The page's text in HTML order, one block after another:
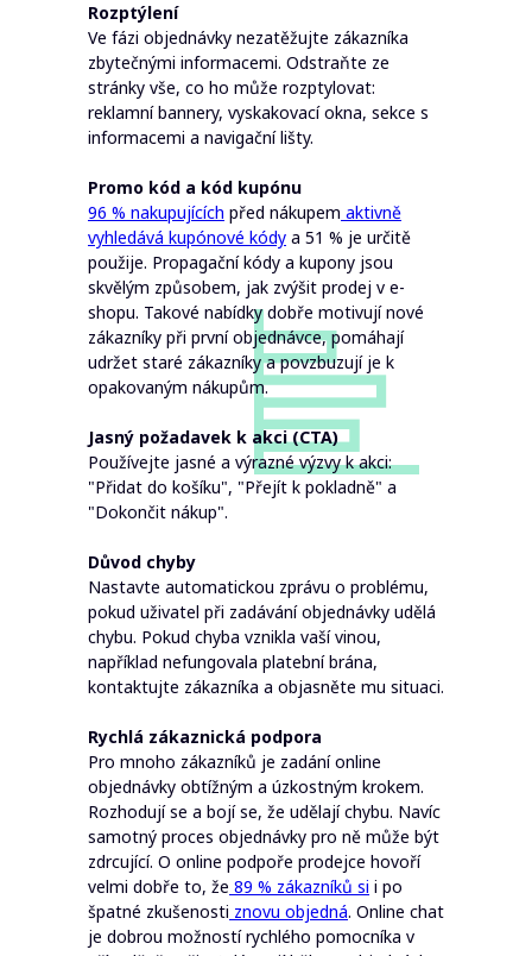
Rozptýlení
Ve fázi objednávky nezatěžujte zákazníka
zbytečnými informacemi. Odstraňte ze
stránky vše, co ho může rozptylovat:
reklamní bannery, vyskakovací okna, sekce s
informacemi a navigační lišty.
Promo kód a kód kupónu
96 % nakupujících před nákupem aktivně
vyhledává kupónové kódy a 51 % je určitě
použije. Propagační kódy a kupony jsou
skvělým způsobem, jak zvýšit prodej v e-
shopu. Takové nabídky dobře motivují nové
zákazníky při první objednávce, pomáhají
udržet staré zákazníky a povzbuzují je k
opakovaným nákupům.
Jasný požadavek k akci (CTA)
Používejte jasné a výrazné výzvy k akci:
"Přidat do košíku", "Přejít k pokladně" a
"Dokončit nákup".
Důvod chyby
Nastavte automatickou zprávu o problému,
pokud uživatel při zadávání objednávky udělá
chybu. Pokud chyba vznikla vaší vinou,
například nefungovala platební brána,
kontaktujte zákazníka a objasněte mu situaci.
Rychlá zákaznická podpora
Pro mnoho zákazníků je zadání online
objednávky obtížným a úzkostným krokem.
Rozhodují se a bojí se, že udělají chybu. Navíc
samotný proces objednávky pro ně může být
zdrcující. O online podpoře prodejce hovoří
velmi dobře to, že 89 % zákazníků si i po
špatné zkušenosti znovu objedná. Online chat
je dobrou možností rychlého pomocníka v